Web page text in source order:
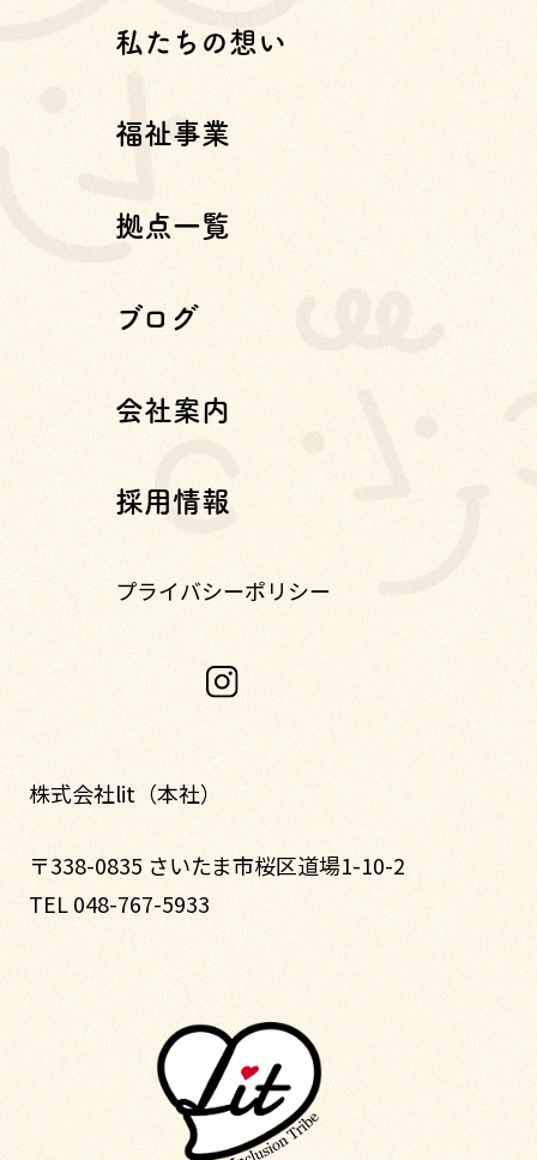
私たちの想い
福祉事業
拠点一覧
ブログ
会社案内
採用情報
プライバシーポリシー
株式会社lit（本社）
〒338-0835 さいたま市桜区道場1-10-2
TEL 048-767-5933